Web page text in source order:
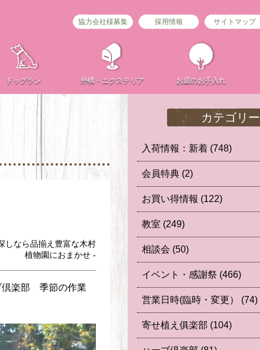
ドッグラン 外構・ エクステリア お庭のお手入れ
協力会社様募集 採用情報 サイトマップ
しなら品揃え豊富な木村
植物園におまかせ -
楽部 季節の作業
カテゴリー
入荷情報：新着 (748)
会員特典 (2)
お買い得情報 (122)
教室 (249)
相談会 (50)
イベント・感謝祭 (466)
営業日時(臨時・変更） (74)
寄せ植え俱楽部 (104)